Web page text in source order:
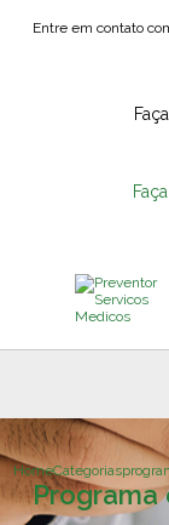
Entre em contato
HomeCategorias
Programa